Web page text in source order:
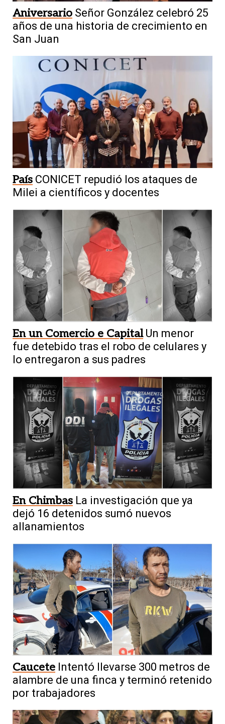
Aniversario Señor González celebró 25
años de una historia de crecimiento en
San Juan
País CONICET repudió los ataques de
Milei a científicos y docentes
En un Comercio e Capital Un menor
fue detebido tras el robo de celulares y
lo entregaron a sus padres
En Chimbas La investigación que ya
dejó 16 detenidos sumó nuevos
allanamientos
Caucete Intentó llevarse 300 metros de
alambre de una finca y terminó retenido
por trabajadores